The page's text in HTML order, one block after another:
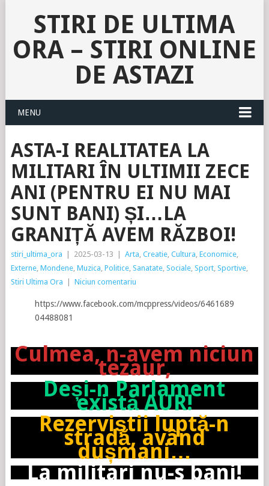
STIRI DE ULTIMA
ORA – STIRI ONLINE
DE ASTAZI
MENU
ASTA-I REALITATEA LA
MILITARI ÎN ULTIMII ZECE
ANI (PENTRU EI NU MAI
SUNT BANI) ȘI…LA
GRANIȚĂ AVEM RĂZBOI!
stiri_ultima_ora 2025-03-13 Arta, Creatie, Cultura, Economice,
Externe, Mondene, Muzica, Politice, Sanatate, Sociale, Sport, Sportive,
Stiri Ultima Ora
Niciun comentariu
https://www.facebook.com/mcppress/videos/6461689
04488081
Culmea, n-avem niciun
tezaur,
Deși-n Parlament
există AUR!
Rezerviștii luptă-n
stradă, având
dușmani…
La militari nu-s bani!